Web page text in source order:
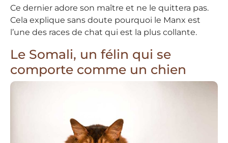
Ce dernier adore son maître et ne le quittera pas.
Cela explique sans doute pourquoi le Manx est
l’une des races de chat qui est la plus collante.
Le Somali, un félin qui se
comporte comme un chien